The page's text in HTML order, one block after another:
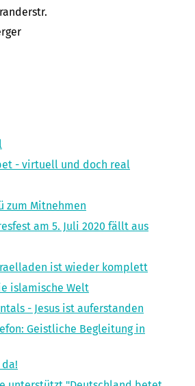
- virtuell und doch real
zum Mitnehmen
am 5. Juli 2020 fällt aus
ist wieder komplett
islamische Welt
- Jesus ist auferstanden
Geistliche Begleitung in